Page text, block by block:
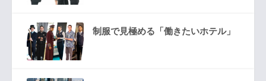
制服で見極める「働きたいホテル」